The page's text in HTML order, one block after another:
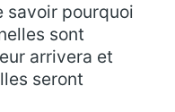
savoir pourquoi
sont
arrivera et
seront